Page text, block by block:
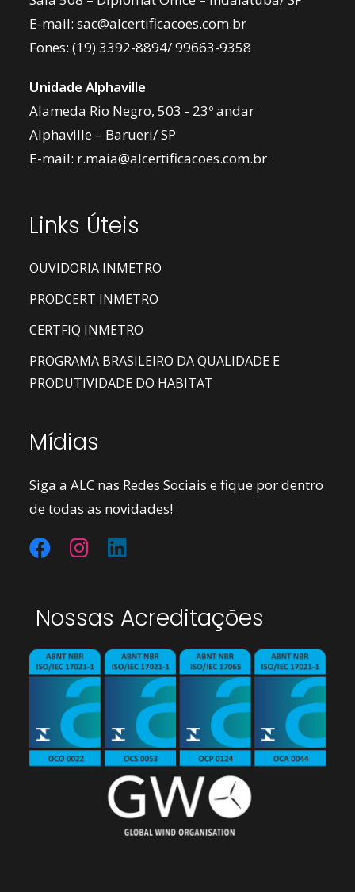
E-mail:sac@alcertificacoes.com.br
Fones:(19) 3392-8894/99663-9358
Unidade Alphaville
Alameda Rio Negro, 503 - 23º andar
Alphaville – Barueri/ SP
E-mail: r.maia@alcertificacoes.com.br
Links Úteis
OUVIDORIA INMETRO
PRODCERT INMETRO
CERTFIQ INMETRO
PROGRAMA BRASILEIRO DA QUALIDADE E
PRODUTIVIDADE DO HABITAT
Mídias
Siga a ALC nas Redes Sociais e fique por dentro
de todas as novidades!
Nossas Acreditações